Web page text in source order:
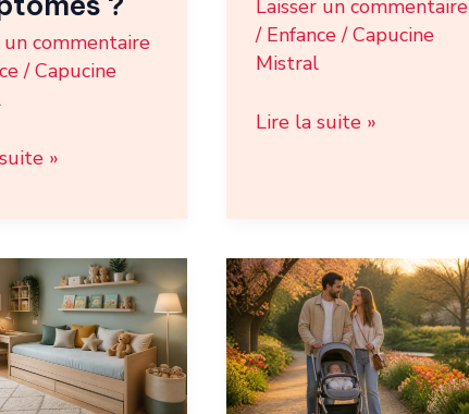
un commentaire
/Capucine
»
Laisser un commentaire
/ Enfance/Capucine
Mistral
Lire la suite »
Où
partir
avec
un
bébé